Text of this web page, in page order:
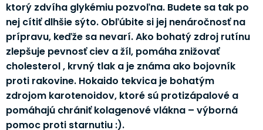
ktorý zdvíha glykémiu pozvoľna. Budete sa tak po
nej cítiť dlhšie sýto. Obľúbite si jej nenáročnosť na
prípravu, keďže sa nevarí. Ako bohatý zdroj rutínu
zlepšuje pevnosť ciev a žíl, pomáha znižovať
cholesterol , krvný tlak a je známa ako bojovník
proti rakovine. Hokaido tekvica je bohatým
zdrojom karotenoidov, ktoré sú protizápalové a
pomáhajú chrániť kolagenové vlákna – výborná
pomoc proti starnutiu :).